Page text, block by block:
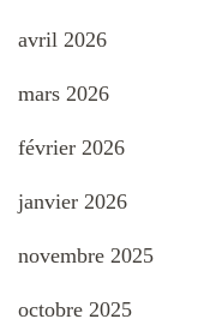
avril 2026
mars 2026
février 2026
janvier 2026
novembre 2025
octobre 2025